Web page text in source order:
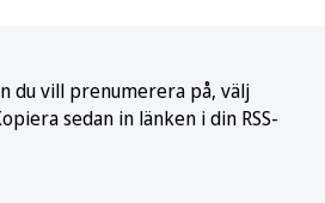
du vill prenumerera på, välj
sedan in länken i din RSS-